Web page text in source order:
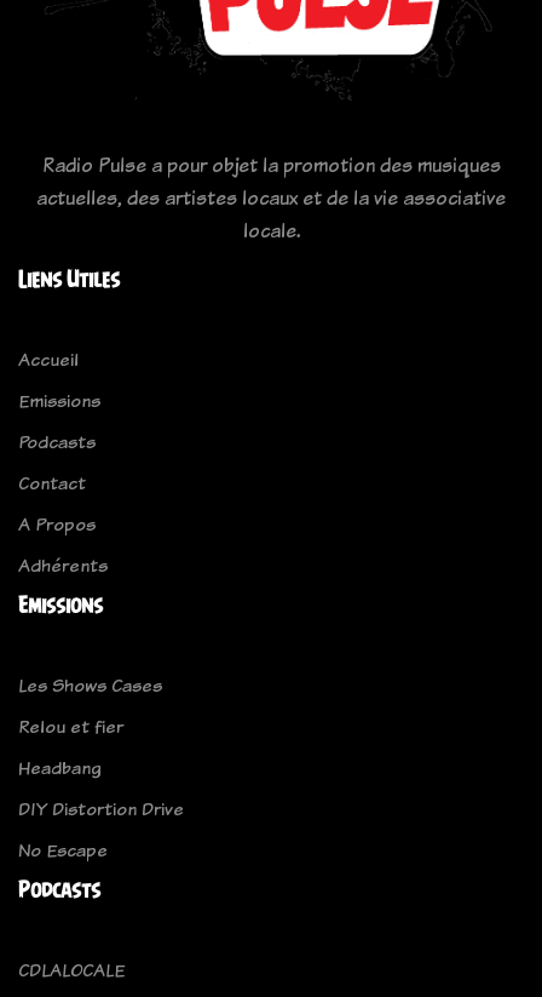
Radio Pulse a pour objet la promotion des musiques
actuelles, des artistes locaux et de la vie associative
locale.
Liens Utiles
Accueil
Emissions
Podcasts
Contact
A Propos
Adhérents
Emissions
Les Shows Cases
Relou et fier
Headbang
DIY Distortion Drive
No Escape
Podcasts
CDLALOCALE